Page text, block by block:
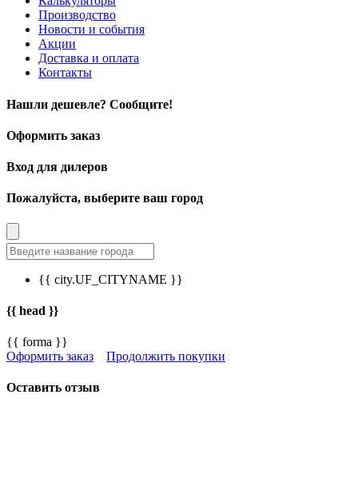
Производство
Новости и события
Акции
Доставка и оплата
Контакты
Нашли дешевле? Сообщите!
Оформить заказ
Вход для дилеров
Пожалуйста, выберите ваш город
{{ city.UF_CITYNAME }}
{{ head }}
{{ forma }}
Оформить заказ
Продолжить покупки
Оставить отзыв